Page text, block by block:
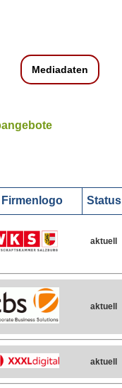
Mediadaten
Firmenlogo Status
aktuell
aktuell
aktuell